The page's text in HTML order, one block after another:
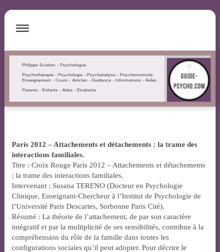
Philippe Scialom - Psychologue
Psychothérapie - Psychologie - Psychanalyse - Psychomotricité
Enseignement - Cours - Articles - Guidance - Informations - Aides
Parents - Enfants - Ados - Etudiants
Paris 2012 – Attachements et détachements : la trame des
interactions familiales.
Titre : Croix Rouge Paris 2012 – Attachements et détachements
: la trame des interactions familiales.
Intervenant : Susana TERENO (Docteur en Psychologie
Clinique, Enseignant-Chercheur à l’Institut de Psychologie de
l’Université Paris Descartes, Sorbonne Paris Cité).
Résumé : La théorie de l’attachement, de par son caractère
intégratif et par la multiplicité de ses sensibilités, contribue à la
compréhension du rôle de la famille dans toutes les
configurations sociales qu’il peut adopter. Pour décrire le